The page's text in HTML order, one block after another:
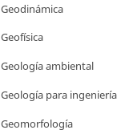
Geodinámica
Geofísica
Geología ambiental
Geología para ingeniería
Geomorfología